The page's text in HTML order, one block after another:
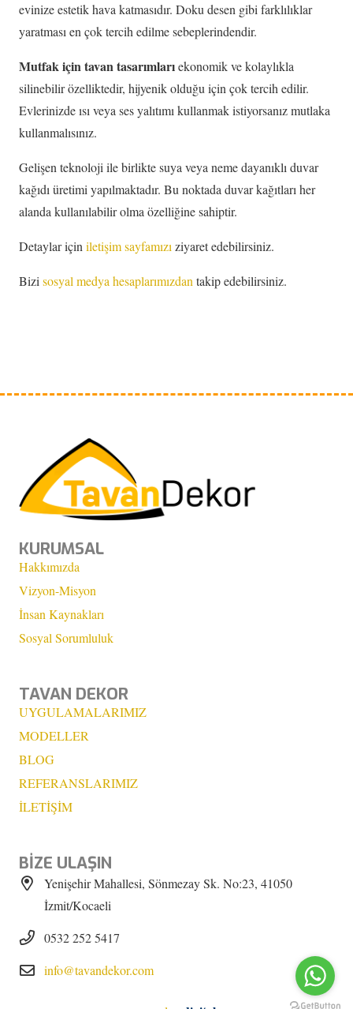
evinize estetik hava katmasıdır. Doku desen gibi farklılıklar
yaratması en çok tercih edilme sebeplerindendir.
Mutfak için tavan tasarımlarıekonomik ve kolaylıkla
silinebilir özelliktedir, hijyenik olduğu için çok tercih edilir.
Evlerinizde ısı veya ses yalıtımı kullanmak istiyorsanız mutlaka
kullanmalısınız.
Gelişen teknoloji ile birlikte suya veya neme dayanıklı duvar
kağıdı üretimi yapılmaktadır. Bu noktada duvar kağıtları her
alanda kullanılabilir olma özelliğine sahiptir.
Detaylar içiniletişim sayfamızıziyaret edebilirsiniz.
Bizisosyal medya hesaplarımızdantakip edebilirsiniz.
KURUMSAL
Hakkımızda
Vizyon-Misyon
İnsan Kaynakları
Sosyal Sorumluluk
TAVAN DEKOR
UYGULAMALARIMIZ
MODELLER
BLOG
REFERANSLARIMIZ
İLETİŞİM
BİZE ULAŞIN
Yenişehir Mahallesi, Sönmezay Sk. No:23, 41050
İzmit/Kocaeli
0532 252 5417
info@tavandekor.com